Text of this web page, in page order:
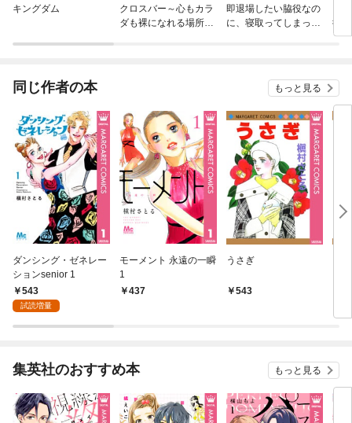
キングダム
クロスバー～心もカラ
ダも裸になれる場所～
即退場したい脇役なの
に、寝取ってしまった
御
ま
同じ作者の本 もっと見る
ダンシング・ゼネレー
ションsenior 1
543
試読増量
モーメント 永遠の一瞬
1
437
うさぎ
543
集英社のおすすめ本 もっと見る